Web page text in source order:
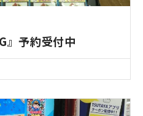
』予約受付中